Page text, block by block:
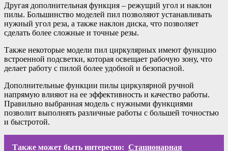
Другая дополнительная функция – режущий угол и наклон
пилы. Большинство моделей пил позволяют устанавливать
нужный угол реза, а также наклон диска, что позволяет
сделать более сложные и точные резы.
Также некоторые модели пил циркулярных имеют функцию
встроенной подсветки, которая освещает рабочую зону, что
делает работу с пилой более удобной и безопасной.
Дополнительные функции пилы циркулярной ручной
напрямую влияют на ее эффективность и качество работы.
Правильно выбранная модель с нужными функциями
позволит выполнять различные работы с большей точностью
и быстротой.
Также может быть интересно: Стационарная